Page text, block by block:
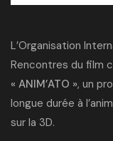
L’Organisation
Rencontres du film
« ANIM’ATO », un
longue durée à
sur la 3D.